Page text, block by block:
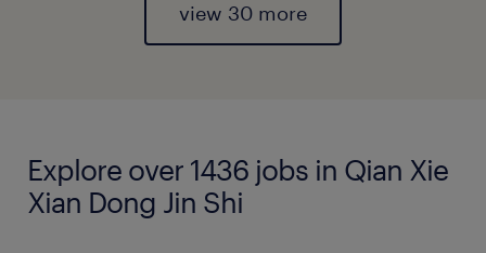
view 30 more
Explore over 1436 jobs in Qian Xie
Xian Dong Jin Shi